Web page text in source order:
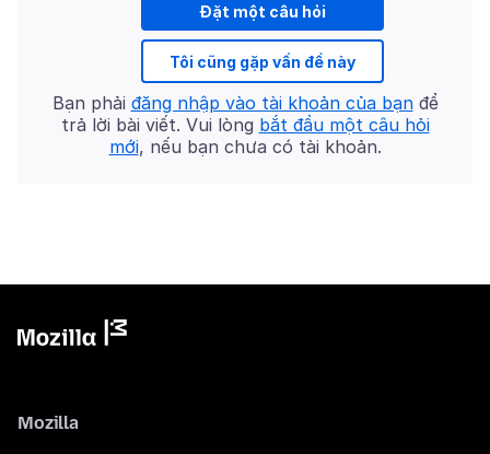
Đặt một câu hỏi
Tôi cũng gặp vấn đề này
Bạn phải đăng nhập vào tài khoản của bạnđể
trả lời bài viết. Vui lòng bắt đầu một câu hỏi
mới, nếu bạn chưa có tài khoản.
Mozilla